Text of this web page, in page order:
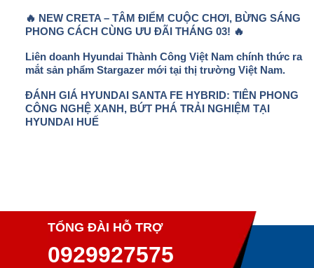
🔥 NEW CRETA – TÂM ĐIỂM CUỘC CHƠI, BỪNG SÁNG
PHONG CÁCH CÙNG ƯU ĐÃI THÁNG 03! 🔥
Liên doanh Hyundai Thành Công Việt Nam chính thức ra
mắt sản phẩm Stargazer mới tại thị trường Việt Nam.
ĐÁNH GIÁ HYUNDAI SANTA FE HYBRID: TIÊN PHONG
CÔNG NGHỆ XANH, BỨT PHÁ TRẢI NGHIỆM TẠI
HYUNDAI HUẾ
TỔNG ĐÀI HỖ TRỢ
0929927575